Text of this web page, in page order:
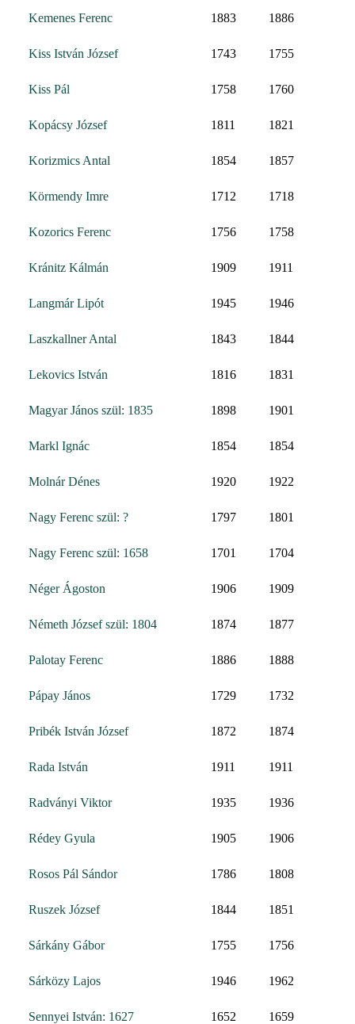
Kemenes Ferenc 1883 1886
Kiss István József 1743 1755
Kiss Pál 1758 1760
Kopácsy József 1811 1821
Korizmics Antal 1854 1857
Körmendy Imre 1712 1718
Kozorics Ferenc 1756 1758
Kránitz Kálmán 1909 1911
Langmár Lipót 1945 1946
Laszkallner Antal 1843 1844
Lekovics István 1816 1831
Magyar János szül: 1835 1898 1901
Markl Ignác 1854 1854
Molnár Dénes 1920 1922
Nagy Ferenc szül: ? 1797 1801
Nagy Ferenc szül: 1658 1701 1704
Néger Ágoston 1906 1909
Németh József szül: 1804 1874 1877
Palotay Ferenc 1886 1888
Pápay János 1729 1732
Pribék István József 1872 1874
Rada István 1911 1911
Radványi Viktor 1935 1936
Rédey Gyula 1905 1906
Rosos Pál Sándor 1786 1808
Ruszek József 1844 1851
Sárkány Gábor 1755 1756
Sárközy Lajos 1946 1962
Sennyei István: 1627 1652 1659